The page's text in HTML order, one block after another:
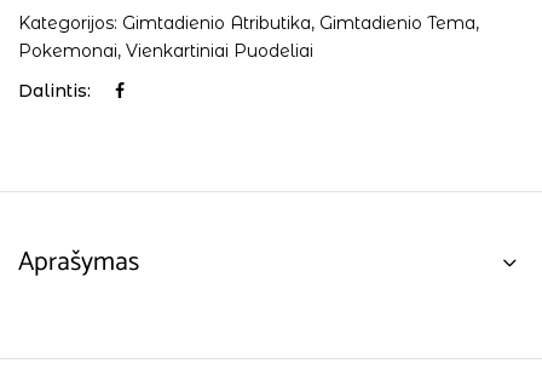
Kategorijos: Gimtadienio Atributika, Gimtadienio Tema,
Pokemonai, Vienkartiniai Puodeliai
Dalintis:
Aprašymas